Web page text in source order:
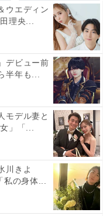
ウエディン
理央...
デビュー前
半年も...
モデル妻と
」「...
川きよ
私の身体...